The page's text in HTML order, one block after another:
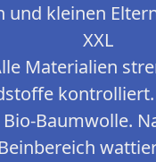
und kleinen
XXL
Materialien
Bio-Baumwolle.
Beinbereich